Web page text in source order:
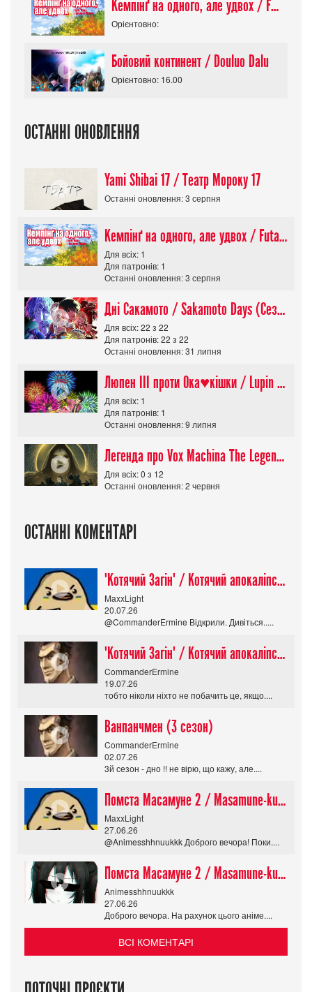
Кемпінґ на одного, але удвох / Futari Solo Camp
Орієнтовно:
Бойовий континент / Douluo Dalu
Орієнтовно: 16.00
ОСТАННІ ОНОВЛЕННЯ
Yami Shibai 17 / Театр Мороку 17
Останні оновлення: 3 серпня
Кемпінґ на одного, але удвох / Futari Solo Camp
Для всіх: 1
Для патронів: 1
Останні оновлення: 3 серпня
Дні Сакамото / Sakamoto Days (Сезон 1)
Для всіх: 22 з 22
Для патронів: 22 з 22
Останні оновлення: 31 липня
Люпен ІІІ проти Ока♥кішки / Lupin III vs Cats Eye Movie
Для всіх: 1
Для патронів: 1
Останні оновлення: 9 липня
Легенда про Vox Machina The Legend of Vox Machina (Сезон 4)
Для всіх: 0 з 12
Останні оновлення: 2 червня
ОСТАННІ КОМЕНТАРІ
"Котячий Загін" / Котячий апокаліпсис / Cat Shit One
MaxxLight
20.07.26
@CommanderErmine Відкрили. Дивіться.....
"Котячий Загін" / Котячий апокаліпсис / Cat Shit One
CommanderErmine
19.07.26
тобто ніколи ніхто не побачить це, якщо....
Ванпанчмен (3 сезон)
CommanderErmine
02.07.26
3й сезон - дно !! не вірю, що кажу, але....
Помста Масамуне 2 / Masamune-kun no Revenge R
MaxxLight
27.06.26
@Animesshhnuukkk Доброго вечора! Поки....
Помста Масамуне 2 / Masamune-kun no Revenge R
Animesshhnuukkk
27.06.26
Доброго вечора. На рахунок цього аніме....
ВСІ КОМЕНТАРІ